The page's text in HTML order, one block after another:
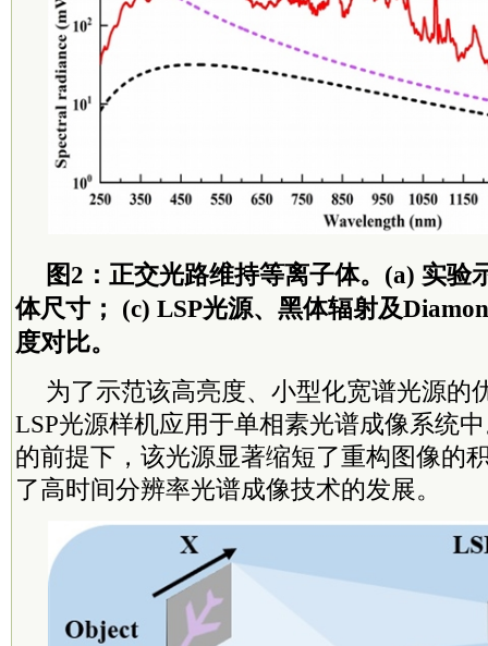
图2：正交光路维持等离子体。(a) 实验
体尺寸； (c) LSP光源、黑体辐射及
度对比。
为了示范该高亮度、小型化宽谱光源的
LSP光源样机应用于单相素光谱成像系统
的前提下，该光源显著缩短了重构图像的
了高时间分辨率光谱成像技术的发展。